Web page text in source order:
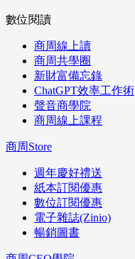
數位閱讀
商周線上讀
商周共學圈
新財富備忘錄
ChatGPT效率工作術
聲音商學院
商周線上課程
商周Store
週年慶好禮送
紙本訂閱優惠
數位訂閱優惠
電子雜誌(Zinio)
暢銷圖書